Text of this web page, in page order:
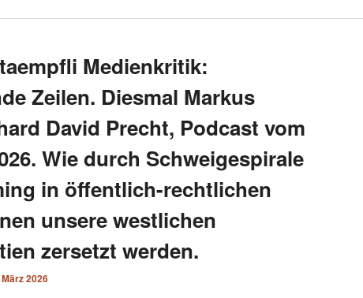
Medienkritik:
Zeilen. Diesmal Markus
David Precht, Podcast vom
Wie durch Schweigespirale
in öffentlich-rechtlichen
unsere westlichen
zersetzt werden.
2026